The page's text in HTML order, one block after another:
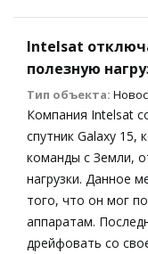
Intelsat
полезную
Тип объекта:
Компания Intelsat
спутник Galaxy 15,
команды с Земли,
нагрузки. Данное
того, что он мог
аппаратам.
дрейфовать со